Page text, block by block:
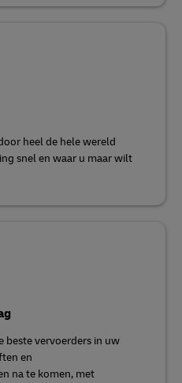
heel de hele wereld
snel en waar u maar wilt
beste vervoerders in uw
en
na te komen, met